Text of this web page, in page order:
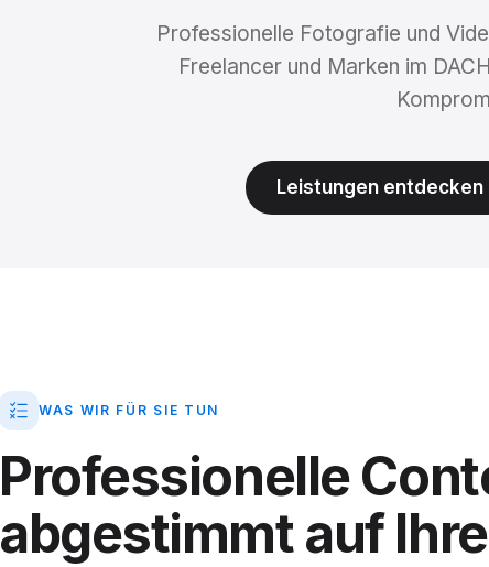
Professionelle Fotografie und
Freelancer und Marken im
Leistungen entdecken
WAS WIR FÜR SIE TUN
Professionelle
abgestimmtauf Ihre